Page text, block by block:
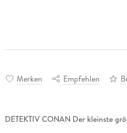
Merken Empfehlen
DETEKTIV CONAN Der kleinste